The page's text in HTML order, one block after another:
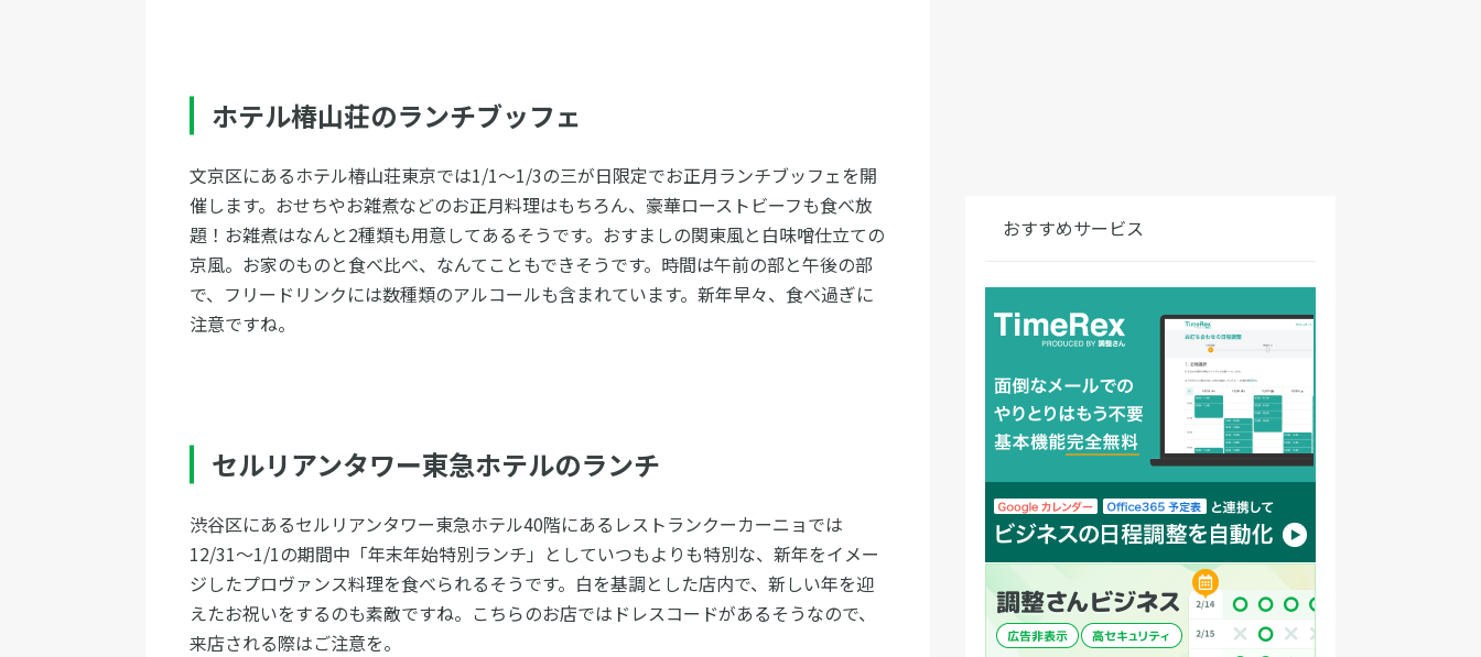
ホテル椿山荘のランチブッフェ
文京区にあるホテル椿山荘東京では1/1〜1/3の三が日限定でお正月ランチブッフェを開
催します。おせちやお雑煮などのお正月料理はもちろん、豪華ローストビーフも食べ放
題！お雑煮はなんと2種類も用意してあるそうです。おすましの関東風と白味噌仕立ての
京風。お家のものと食べ比べ、なんてこともできそうです。時間は午前の部と午後の部
で、フリードリンクには数種類のアルコールも含まれています。新年早々、食べ過ぎに
注意ですね。
セルリアンタワー東急ホテルのランチ
渋谷区にあるセルリアンタワー東急ホテル40階にあるレストランクーカーニョでは
12/31〜1/1の期間中「年末年始特別ランチ」としていつもよりも特別な、新年をイメー
ジしたプロヴァンス料理を食べられるそうです。白を基調とした店内で、新しい年を迎
えたお祝いをするのも素敵ですね。こちらのお店ではドレスコードがあるそうなので、
来店される際はご注意を。
おすすめサービス